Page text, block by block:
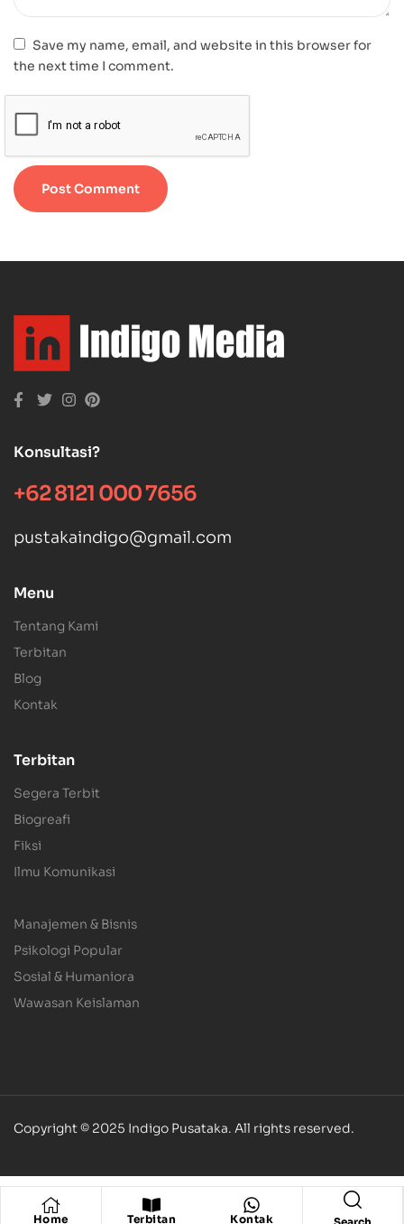
Save my name, email, and website in this browser for
the next time I comment.
Home Terbitan Kontak Search
Konsultasi?
+62 8121 000 7656
pustakaindigo@gmail.com
Menu
Tentang Kami
Terbitan
Blog
Kontak
Terbitan
Segera Terbit
Biogreafi
Fiksi
Ilmu Komunikasi
Manajemen & Bisnis
Psikologi Popular
Sosial & Humaniora
Wawasan Keislaman
Copyright © 2025 Indigo Pusataka. All rights reserved.